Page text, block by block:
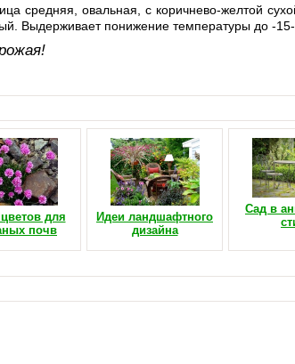
средняя, овальная, с коричнево-желтой
Выдерживает понижение температуры до -
для
почв
Идеи ландшафтного
дизайна
Сад в